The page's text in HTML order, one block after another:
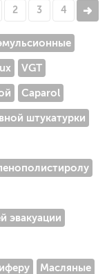
2 3 4
VGT
Caparol
штукатурки
эвакуации
Масляные